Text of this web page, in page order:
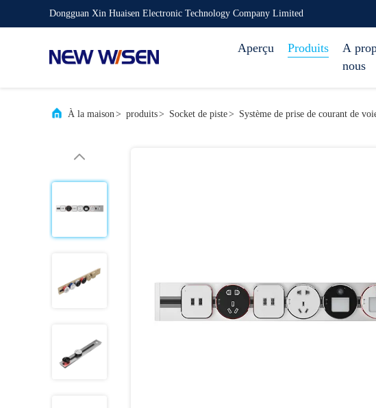
Dongguan Xin Huaisen Electronic Technology Company Limited
Aperçu Produits
A
nous
À la maison> produits> Socket de piste> Système de prise de courant de